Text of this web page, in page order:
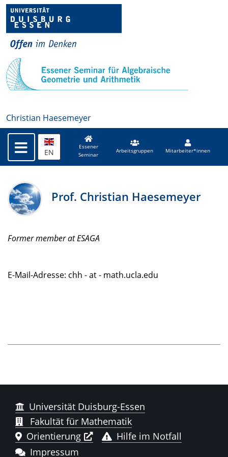
Christian Haesemeyer
EN
Essener
Seminar
Arbeitsgruppen Mitarbeiter*innen
Prof. Christian Haesemeyer
Former member at ESAGA
E-Mail-Adresse: chh - at - math.ucla.edu
Universität Duisburg-Essen
Fakultät für Mathematik
Orientierung
Hilfe im Notfall
Impressum